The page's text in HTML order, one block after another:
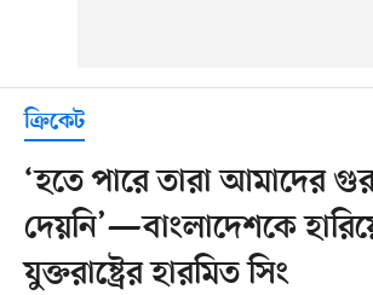
ক্রিকেট
‘হতে পারে তারা আমাদের
দেয়নি’—বাংলাদেশকে
যুক্তরাষ্ট্রের হারমিত সিং